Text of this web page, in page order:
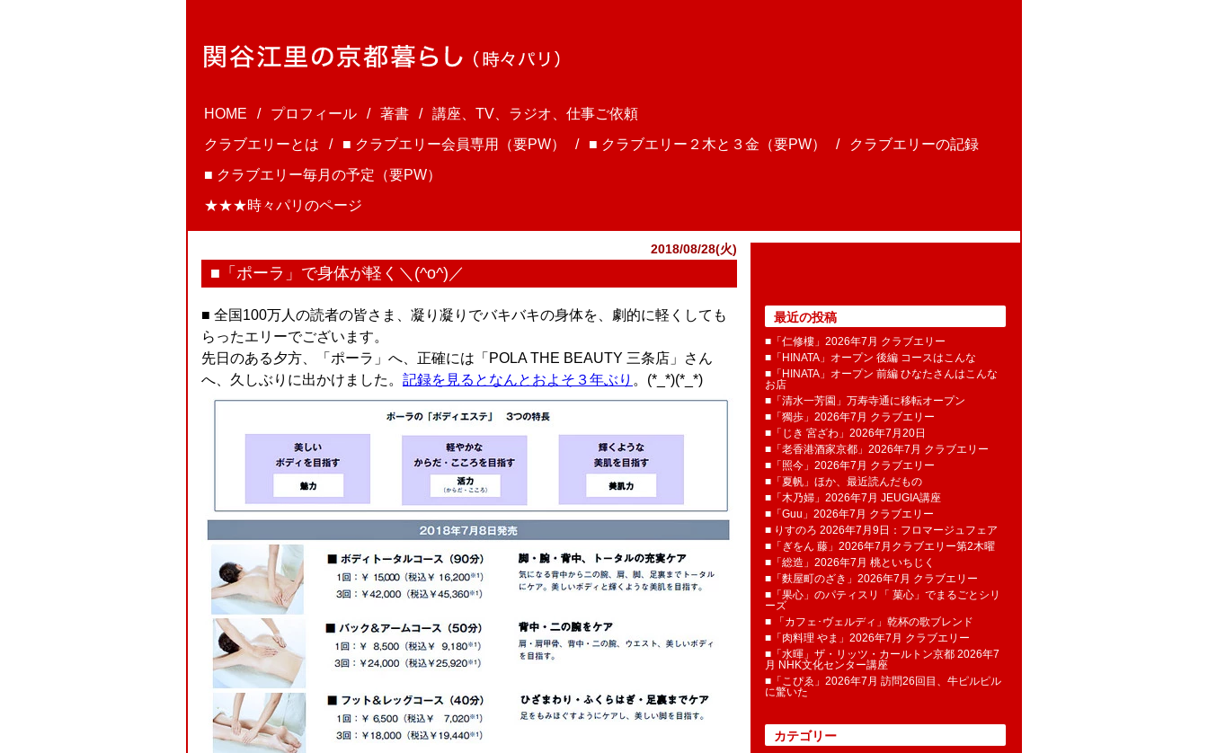
HOME プロフィール 著書
講座、TV、ラジオ、仕事ご依頼
クラブエリーとは
■ クラブエリー会員専用（要PW） ■ クラブエリー２木と３金（要PW）
クラブエリーの記録
■ クラブエリー毎月の予定（要PW）
★★★時々パリのページ
2018/08/28(火)
■「ポーラ」で身体が軽く＼(^o^)／
■ 全国100万人の読者の皆さま、凝り凝りでバキバキの身体を、劇的に軽くしても
らったエリーでございます。
先日のある夕方、「ポーラ」へ、正確には「POLA THE BEAUTY 三条店」さん
へ、久しぶりに出かけました。 記録を見るとなんとおよそ３年ぶり 。(*_*)(*_*)
最近の投稿
■「仁修樓」2026年7月 クラブエリー
■「HINATA」オープン 後編 コースはこんな
■「HINATA」オープン 前編 ひなたさんはこんな
お店
■「清水一芳園」万寿寺通に移転オープン
■「獨歩」2026年7月 クラブエリー
■「じき 宮ざわ」2026年7月20日
■「老香港酒家京都」2026年7月 クラブエリー
■「照今」2026年7月 クラブエリー
■「夏帆」ほか、最近読んだもの
■「木乃婦」2026年7月 JEUGIA講座
■「Guu」2026年7月 クラブエリー
■ りすのろ 2026年7月9日：フロマージュフェア
■「ぎをん 藤」2026年7月クラブエリー第2木曜
■「総造」2026年7月 桃といちじく
■「麩屋町のざき」2026年7月 クラブエリー
■「果心」のパティスリ「 菓​心」でまるごとシリ
ーズ
■ 「カフェ･ヴェルディ」乾杯の歌ブレンド
■「肉料理 やま」2026年7月 クラブエリー
■「水暉」ザ・リッツ・カールトン京都 2026年7
月 NHK文化センター講座
■「こぴゑ」2026年7月 訪問26回目、牛ピルピル
に驚いた
カテゴリー